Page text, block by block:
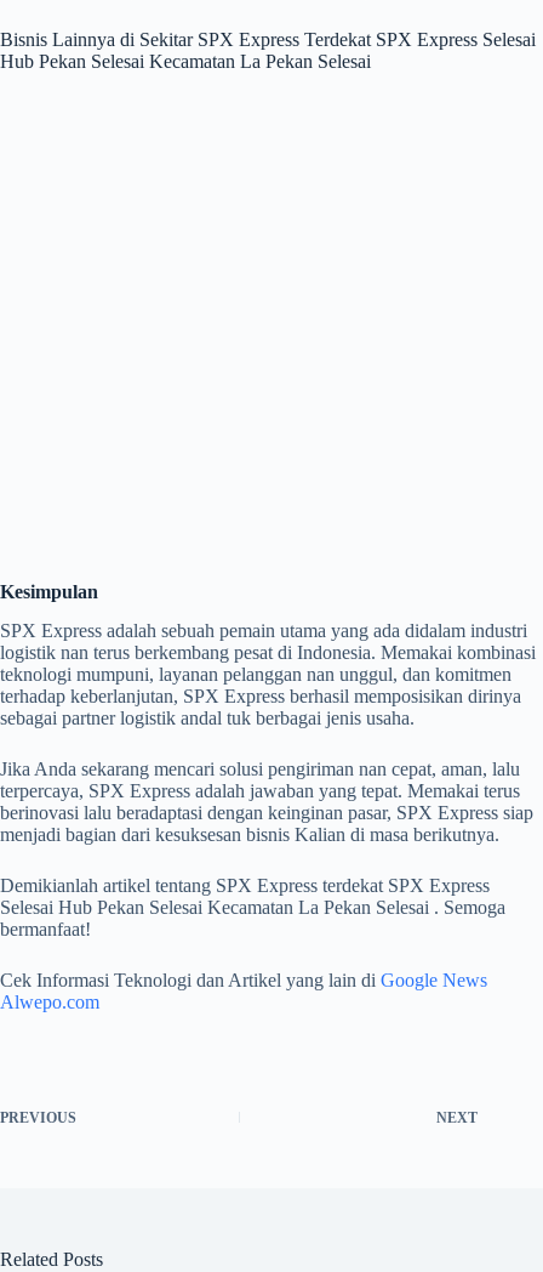
Bisnis Lainnya di Sekitar SPX Express Terdekat SPX Express Selesai
Hub Pekan Selesai Kecamatan La Pekan Selesai
Kesimpulan
SPX Express adalah sebuah pemain utama yang ada didalam industri
logistik nan terus berkembang pesat di Indonesia. Memakai kombinasi
teknologi mumpuni, layanan pelanggan nan unggul, dan komitmen
terhadap keberlanjutan, SPX Express berhasil memposisikan dirinya
sebagai partner logistik andal tuk berbagai jenis usaha.
Jika Anda sekarang mencari solusi pengiriman nan cepat, aman, lalu
terpercaya, SPX Express adalah jawaban yang tepat. Memakai terus
berinovasi lalu beradaptasi dengan keinginan pasar, SPX Express siap
menjadi bagian dari kesuksesan bisnis Kalian di masa berikutnya.
Demikianlah artikel tentang SPX Express terdekat SPX Express
Selesai Hub Pekan Selesai Kecamatan La Pekan Selesai . Semoga
bermanfaat!
Cek Informasi Teknologi dan Artikel yang lain di Google News
Alwepo.com
PREVIOUS NEXT
Related Posts